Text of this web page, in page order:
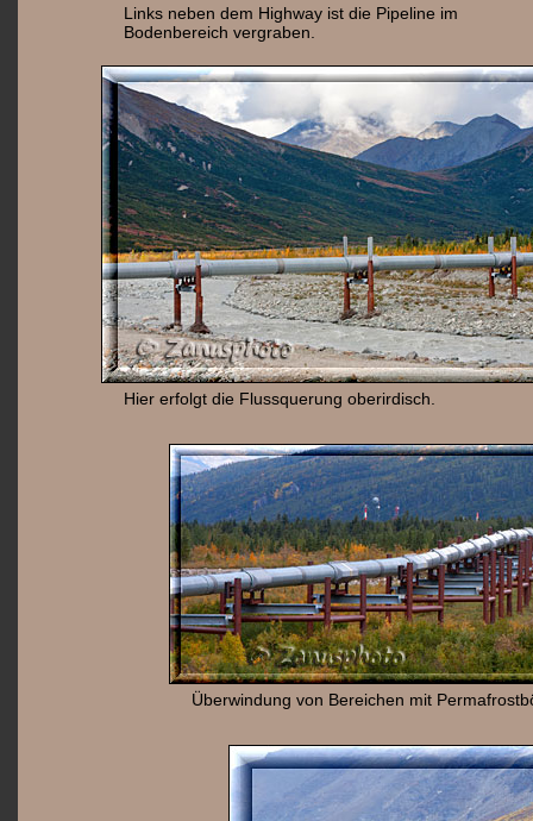
Links neben dem Highway ist die Pipeline im
Bodenbereich vergraben.
Hier erfolgt die Flussquerung oberirdisch.
Überwindung von Bereichen mit